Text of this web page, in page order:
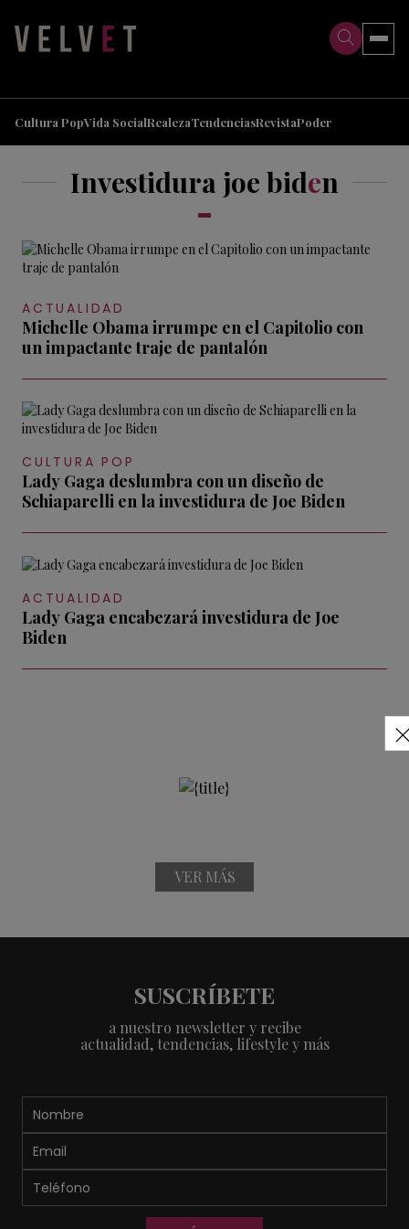
Cultura PopVida SocialRealezaTendenciasRevistaPoder
Investidura joe biden
ACTUALIDAD
Michelle Obama irrumpe en el Capitolio con
un impactante traje de pantalón
CULTURA POP
Lady Gaga deslumbra con un diseño de
Schiaparelli en la investidura de Joe Biden
ACTUALIDAD
Lady Gaga encabezará investidura de Joe
Biden
VER MÁS
SUSCRÍBETE
a nuestro newsletter y recibe
actualidad, tendencias, lifestyle y más